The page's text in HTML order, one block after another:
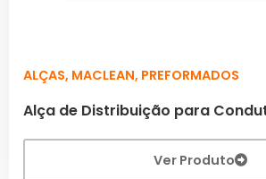
ALÇAS, MACLEAN, PREFORMADOS
Alça de Distribuição para
Ver Produto